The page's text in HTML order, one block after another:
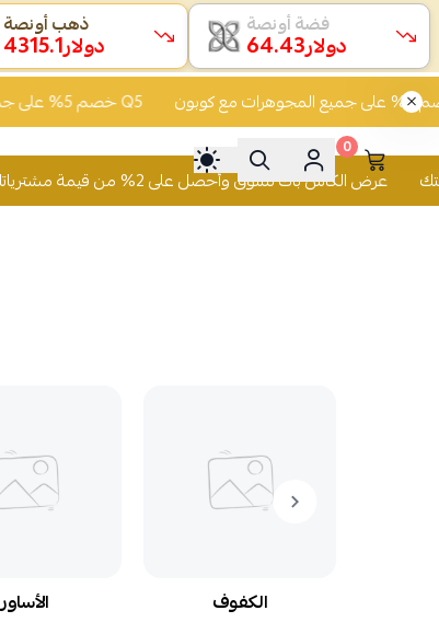
خصم 5% على جميع المجوهرات مع كوبون Q5 خصم 5% على جميع المجوهرات مع كوبون Q5
0
عرض الكاش باك تسوّق وأحصل على 2% من قيمة مشترياتك رصيد يُضاف لمحفظتك
الأساور الكفوف
ذهب أونصة
4315.1دولار
فضة أونصة
64.43دولار